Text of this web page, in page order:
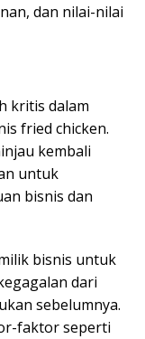
dan nilai-nilai
kritis dalam
fried chicken.
kembali
untuk
bisnis dan
bisnis untuk
dari
sebelumnya.
faktor seperti